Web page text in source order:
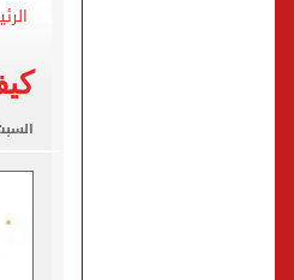
السبت، 14 أكتوبر